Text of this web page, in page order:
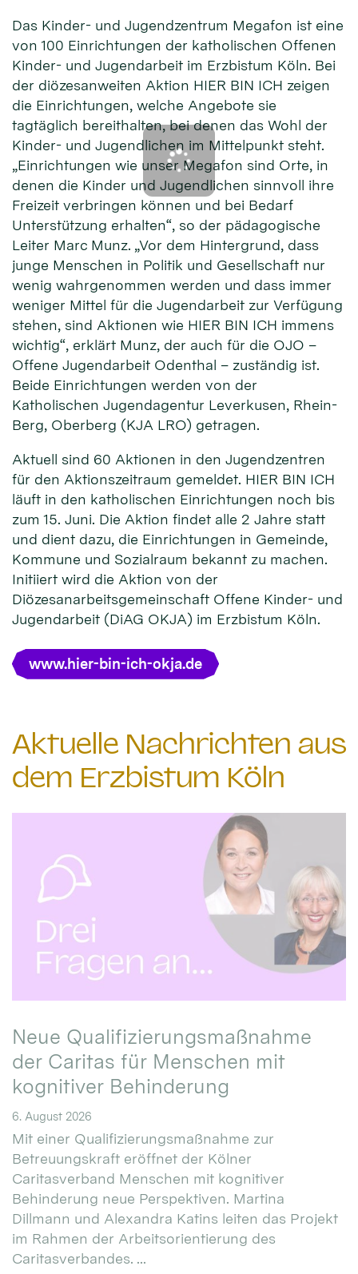
Das Kinder- und Jugendzentrum Megafon ist eine
von 100 Einrichtungen der katholischen Offenen
Kinder- und Jugendarbeit im Erzbistum Köln. Bei
der diözesanweiten Aktion HIER BIN ICH zeigen
die Einrichtungen, welche Angebote sie
tagtäglich bereithalten, bei denen das Wohl der
Kinder- und Jugendlichen im Mittelpunkt steht.
„Einrichtungen wie unser Megafon sind Orte, in
denen die Kinder und Jugendlichen sinnvoll ihre
Freizeit verbringen können und bei Bedarf
Unterstützung erhalten“, so der pädagogische
Leiter Marc Munz. „Vor dem Hintergrund, dass
junge Menschen in Politik und Gesellschaft nur
wenig wahrgenommen werden und dass immer
weniger Mittel für die Jugendarbeit zur Verfügung
stehen, sind Aktionen wie HIER BIN ICH immens
wichtig“, erklärt Munz, der auch für die OJO –
Offene Jugendarbeit Odenthal – zuständig ist.
Beide Einrichtungen werden von der
Katholischen Jugendagentur Leverkusen, Rhein-
Berg, Oberberg (KJA LRO) getragen.
Aktuell sind 60 Aktionen in den Jugendzentren
für den Aktionszeitraum gemeldet. HIER BIN ICH
läuft in den katholischen Einrichtungen noch bis
zum 15. Juni. Die Aktion findet alle 2 Jahre statt
und dient dazu, die Einrichtungen in Gemeinde,
Kommune und Sozialraum bekannt zu machen.
Initiiert wird die Aktion von der
Diözesanarbeitsgemeinschaft Offene Kinder- und
Jugendarbeit (DiAG OKJA) im Erzbistum Köln.
www.hier-bin-ich-okja.de
Aktuelle Nachrichten aus
dem Erzbistum Köln
Neue Qualifizierungsmaßnahme
der Caritas für Menschen mit
kognitiver Behinderung
6. August 2026
Mit einer Qualifizierungsmaßnahme zur
Betreuungskraft eröffnet der Kölner
Caritasverband Menschen mit kognitiver
Behinderung neue Perspektiven. Martina
Dillmann und Alexandra Katins leiten das Projekt
im Rahmen der Arbeitsorientierung des
Caritasverbandes. ...